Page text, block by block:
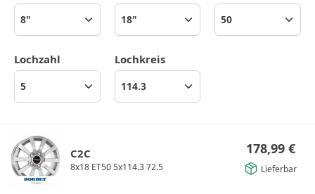
Lochzahl Lochkreis
C2C
8x18 ET50 5x114.3 72.5
178,99 €
Lieferbar